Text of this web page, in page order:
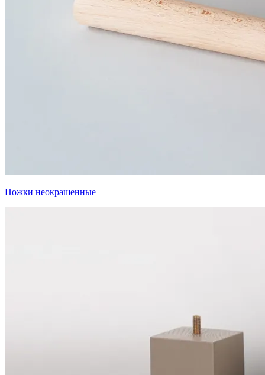
Ножки неокрашенные